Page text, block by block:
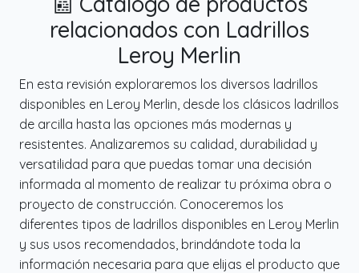
relacionados con Ladrillos
Leroy Merlin
En esta revisión exploraremos los diversos ladrillos
disponibles en Leroy Merlin, desde los clásicos ladrillos
de arcilla hasta las opciones más modernas y
resistentes. Analizaremos su calidad, durabilidad y
versatilidad para que puedas tomar una decisión
informada al momento de realizar tu próxima obra o
proyecto de construcción. Conoceremos los
diferentes tipos de ladrillos disponibles en Leroy Merlin
y sus usos recomendados, brindándote toda la
información necesaria para que elijas el producto que